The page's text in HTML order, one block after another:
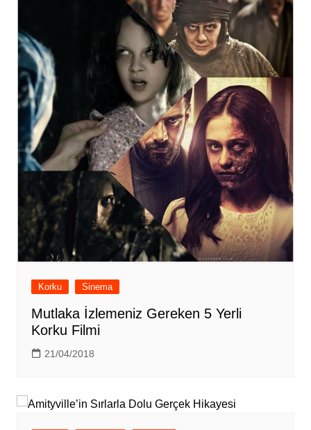
Korku Sinema
Mutlaka İzlemeniz Gereken 5 Yerli
Korku Filmi
21/04/2018